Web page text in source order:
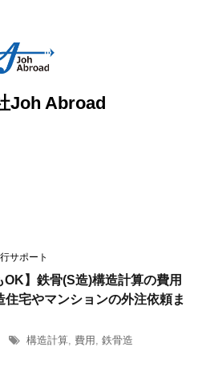
Joh Abroad
サポート
OK】鉄骨(S造)構造計算の費用
住宅やマンションの外注依頼ま
構造計算 費用 鉄骨造